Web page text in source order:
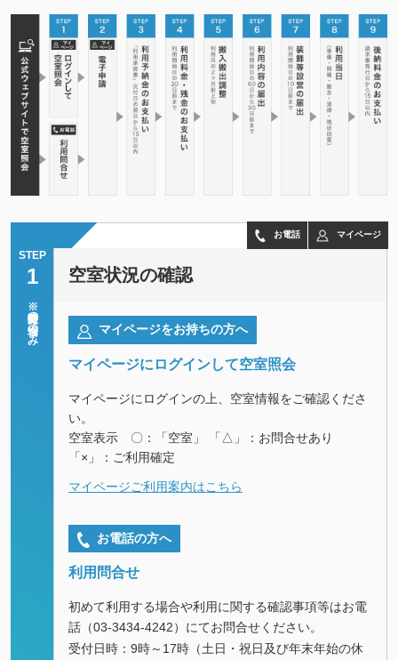
STEP
1
※随時受付の場合のみ
お電話 マイページ
空室状況の確認
マイページをお持ちの方へ
マイページにログインして空室照会
マイページにログインの上、空室情報をご確認くださ
い。
空室表示 〇：「空室」 「△」：お問合せあり
「×」：ご利用確定
マイページご利用案内はこちら
お電話の方へ
利用問合せ
初めて利用する場合や利用に関する確認事項等はお電
話（03-3434-4242）にてお問合せください。
受付日時：9時～17時（土日・祝日及び年末年始の休